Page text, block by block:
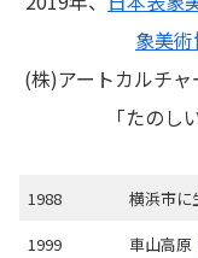
象美術
(株)アートカルチャ
｢たのし
1988
横浜市に
1999
車山高原